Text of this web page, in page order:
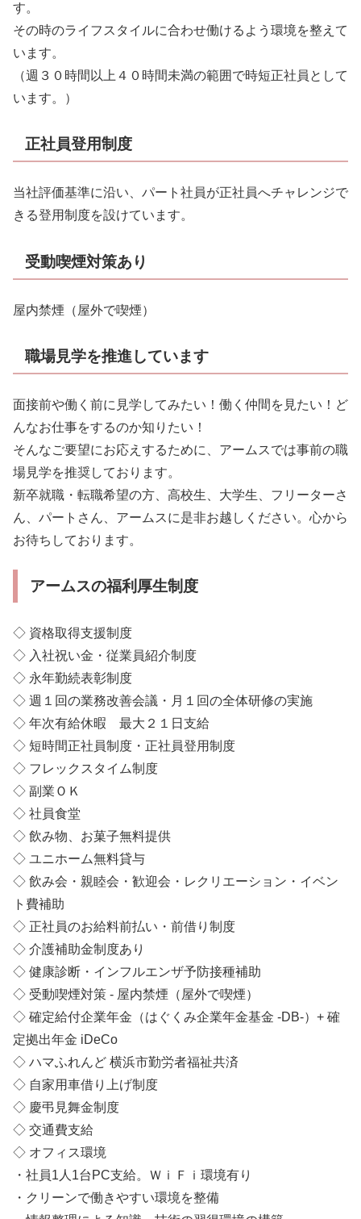
す。
その時のライフスタイルに合わせ働けるよう環境を整えて
います。
（週３０時間以上４０時間未満の範囲で時短正社員として
います。）
正社員登用制度
当社評価基準に沿い、パート社員が正社員へチャレンジで
きる登用制度を設けています。
受動喫煙対策あり
屋内禁煙（屋外で喫煙）
職場見学を推進しています
面接前や働く前に見学してみたい！働く仲間を見たい！ど
んなお仕事をするのか知りたい！
そんなご要望にお応えするために、アームスでは事前の職
場見学を推奨しております。
新卒就職・転職希望の方、高校生、大学生、フリーターさ
ん、パートさん、アームスに是非お越しください。心から
お待ちしております。
アームスの福利厚生制度
◇ 資格取得支援制度
◇ 入社祝い金・従業員紹介制度
◇ 永年勤続表彰制度
◇ 週１回の業務改善会議・月１回の全体研修の実施
◇ 年次有給休暇 最大２１日支給
◇ 短時間正社員制度・正社員登用制度
◇ フレックスタイム制度
◇ 副業ＯＫ
◇ 社員食堂
◇ 飲み物、お菓子無料提供
◇ ユニホーム無料貸与
◇ 飲み会・親睦会・歓迎会・レクリエーション・イベン
ト費補助
◇ 正社員のお給料前払い・前借り制度
◇ 介護補助金制度あり
◇ 健康診断・インフルエンザ予防接種補助
◇ 受動喫煙対策 - 屋内禁煙（屋外で喫煙）
◇ 確定給付企業年金（はぐくみ企業年金基金 -DB-）+ 確
定拠出年金 iDeCo
◇ ハマふれんど 横浜市勤労者福祉共済
◇ 自家用車借り上げ制度
◇ 慶弔見舞金制度
◇ 交通費支給
◇ オフィス環境
・社員1人1台PC支給。ＷｉＦｉ環境有り
・クリーンで働きやすい環境を整備